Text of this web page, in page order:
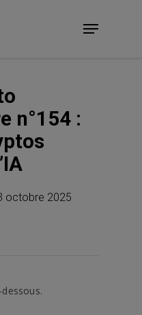
Menu
n°154 :
octobre 2025